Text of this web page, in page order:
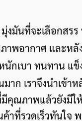
งมันที่จะเลือกสรร
าพอากาศ และห
กเบา ทนทาน แข็
าก เราจึงนำเข้า
าพแล้วยังมีให้เ
าที่รวดเร็วทันใจ